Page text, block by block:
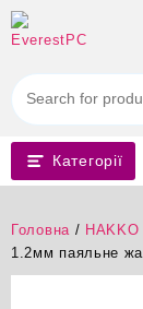
Перейти
до
Категорії
Головна / HAKKO
1.2мм паяльне